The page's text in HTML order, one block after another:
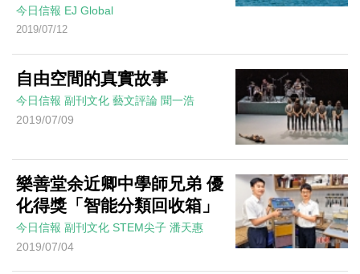
今日信報 EJ Global
2019/07/12
自由空間的真實故事
今日信報 副刊文化 藝文評論 聞一浩
2019/07/09
樂善堂余近卿中學師兄弟 優
化得獎「智能分類回收箱」
今日信報 副刊文化 STEM尖子 潘天惠
2019/07/04